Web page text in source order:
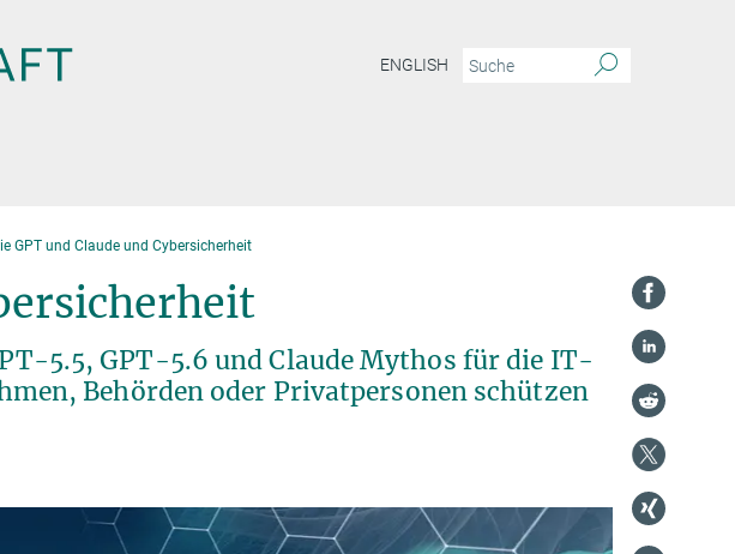
ENGLISH
GPT und Claude und Cybersicherheit
5.5, GPT-5.6 und Claude Mythos für die IT-
Behörden oder Privatpersonen schützen